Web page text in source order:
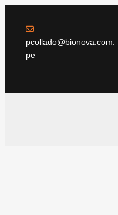
pcollado@bionova.com.
pe